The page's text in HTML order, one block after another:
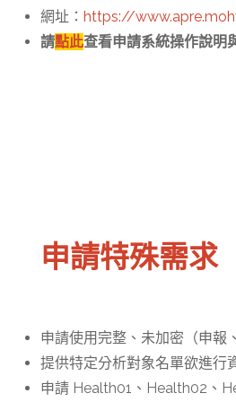
網址： https://
請點此查看申請系統操作說明
申請特殊需求
申請使用完整、未加密（申報
提供特定分析對象名單欲進行
申請 Health01、Health02、